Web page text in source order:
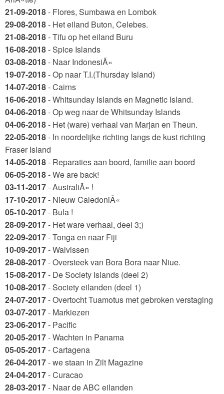
21-09-2018- Flores, Sumbawa en Lombok
29-08-2018- Het eiland Buton, Celebes.
21-08-2018- Tifu op het eiland Buru
16-08-2018- Spice Islands
03-08-2018- Naar IndonesiÃ«
19-07-2018- Op naar T.I.(Thursday Island)
14-07-2018- Cairns
16-06-2018- Whitsunday Islands en Magnetic Island.
04-06-2018- Op weg naar de Whitsunday Islands
04-06-2018- Het (ware) verhaal van Marjan en Theun.
22-05-2018- In noordelijke richting langs de kust richting
Fraser Island
14-05-2018- Reparaties aan boord, familie aan boord
06-05-2018- We are back!
03-11-2017- AustraliÃ« !
17-10-2017- Nieuw CaledoniÃ«
05-10-2017- Bula !
28-09-2017- Het ware verhaal, deel 3;)
22-09-2017- Tonga en naar Fiji
10-09-2017- Walvissen
28-08-2017- Oversteek van Bora Bora naar Niue.
15-08-2017- De Society Islands (deel 2)
10-08-2017- Society eilanden (deel 1)
24-07-2017- Overtocht Tuamotus met gebroken verstaging
03-07-2017- Markiezen
23-06-2017- Pacific
20-05-2017- Wachten in Panama
05-05-2017- Cartagena
26-04-2017- we staan in Zilt Magazine
24-04-2017- Curacao
28-03-2017- Naar de ABC eilanden